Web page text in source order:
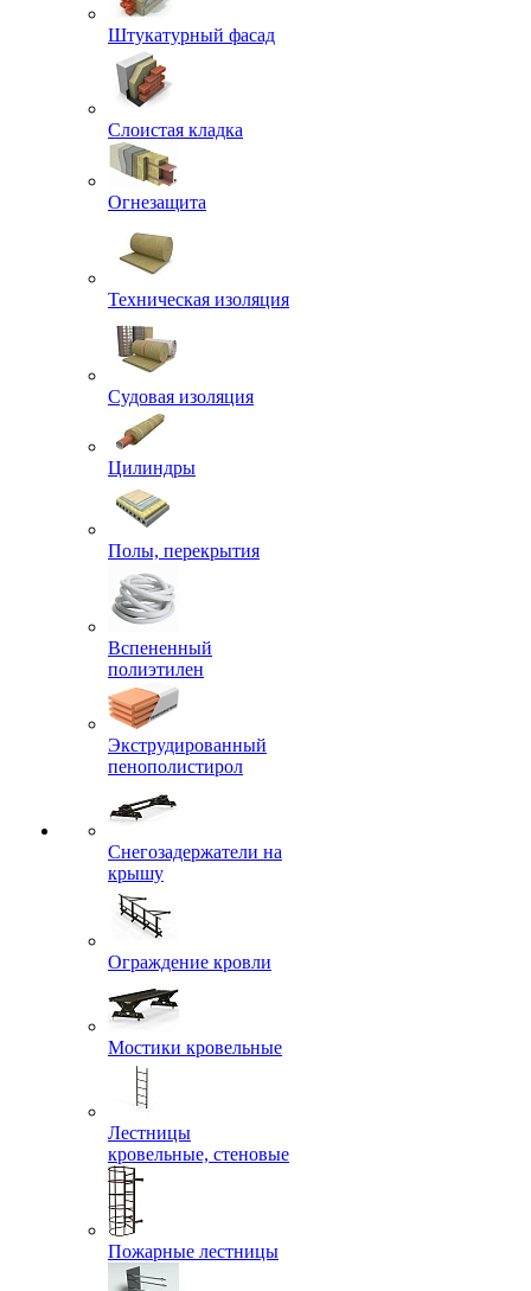
Штукатурный фасад
Слоистая кладка
Огнезащита
Техническая изоляция
Судовая изоляция
Цилиндры
Полы, перекрытия
Вспененный
полиэтилен
Экструдированный
пенополистирол
Снегозадержатели на
крышу
Ограждение кровли
Мостики кровельные
Лестницы
кровельные, стеновые
Пожарные лестницы